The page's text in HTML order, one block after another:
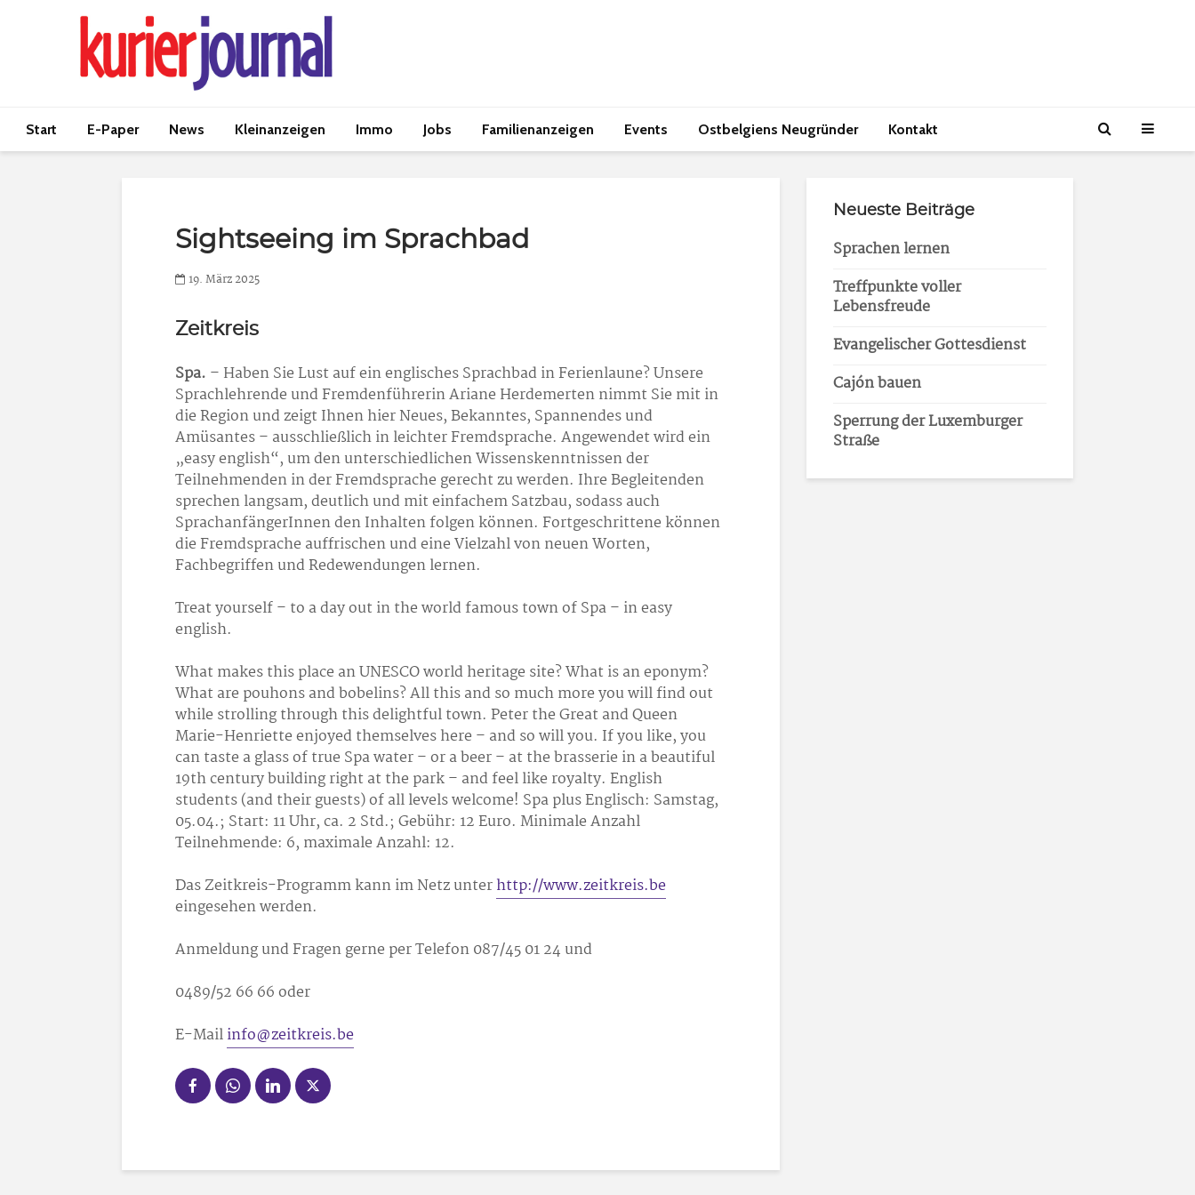
Start E-Paper News Kleinanzeigen Immo Jobs Familienanzeigen Events Ostbelgiens Neugründer Kontakt
Sightseeing im Sprachbad
19. März 2025
Zeitkreis
Spa. – Haben Sie Lust auf ein englisches Sprachbad in Ferienlaune? Unsere
Sprachlehrende und Fremdenführerin Ariane Herdemerten nimmt Sie mit in
die Region und zeigt Ihnen hier Neues, Bekanntes, Spannendes und
Amüsantes – ausschließlich in leichter Fremdsprache. Angewendet wird ein
„easy english“, um den unterschiedlichen Wissenskenntnissen der
Teilnehmenden in der Fremdsprache gerecht zu werden. Ihre Begleitenden
sprechen langsam, deutlich und mit einfachem Satzbau, sodass auch
SprachanfängerInnen den Inhalten folgen können. Fortgeschrittene können
die Fremdsprache auffrischen und eine Vielzahl von neuen Worten,
Fachbegriffen und Redewendungen lernen.
Treat yourself – to a day out in the world famous town of Spa – in easy
english.
What makes this place an UNESCO world heritage site? What is an eponym?
What are pouhons and bobelins? All this and so much more you will find out
while strolling through this delightful town. Peter the Great and Queen
Marie-Henriette enjoyed themselves here – and so will you. If you like, you
can taste a glass of true Spa water – or a beer – at the brasserie in a beautiful
19th century building right at the park – and feel like royalty. English
students (and their guests) of all levels welcome! Spa plus Englisch: Samstag,
05.04.; Start: 11 Uhr, ca. 2 Std.; Gebühr: 12 Euro. Minimale Anzahl
Teilnehmende: 6, maximale Anzahl: 12.
Das Zeitkreis-Programm kann im Netz unterhttp://www.zeitkreis.be
eingesehen werden.
Anmeldung und Fragen gerne per Telefon 087/45 01 24 und
0489/52 66 66 oder
E-Mailinfo@zeitkreis.be
Neueste Beiträge
Sprachen lernen
Treffpunkte voller
Lebensfreude
Evangelischer Gottesdienst
Cajón bauen
Sperrung der Luxemburger
Straße